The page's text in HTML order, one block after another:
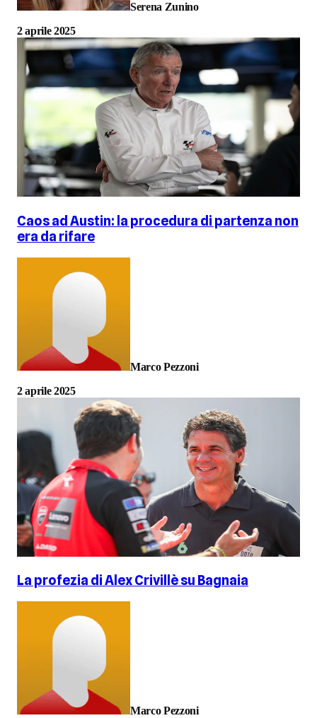
Serena Zunino
2 aprile 2025
Caos ad Austin: la procedura di partenza non
era da rifare
Marco Pezzoni
2 aprile 2025
La profezia di Alex Crivillè su Bagnaia
Marco Pezzoni